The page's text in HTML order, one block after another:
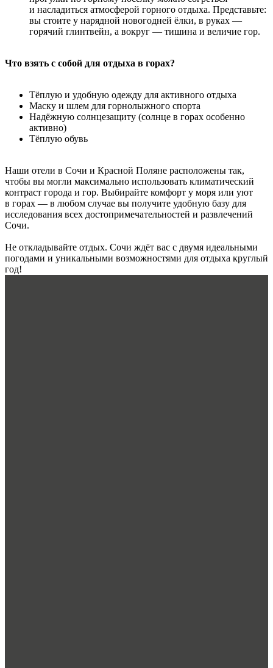
и насладиться атмосферой горного отдыха. Представьте:
вы стоите у нарядной новогодней ёлки, в руках —
горячий глинтвейн, а вокруг — тишина и величие гор.
Что взять с собой для отдыха в горах?
Тёплую и удобную одежду для активного отдыха
Маску и шлем для горнолыжного спорта
Надёжную солнцезащиту (солнце в горах особенно
активно)
Тёплую обувь
Наши отели в Сочи и Красной Поляне расположены так,
чтобы вы могли максимально использовать климатический
контраст города и гор. Выбирайте комфорт у моря или уют
в горах — в любом случае вы получите удобную базу для
исследования всех достопримечательностей и развлечений
Сочи.
Не откладывайте отдых. Сочи ждёт вас с двумя идеальными
погодами и уникальными возможностями для отдыха круглый
год!